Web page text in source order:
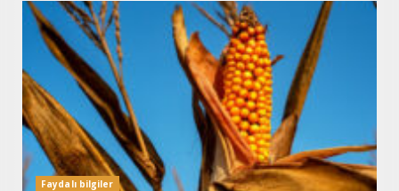
Faydalı bilgiler